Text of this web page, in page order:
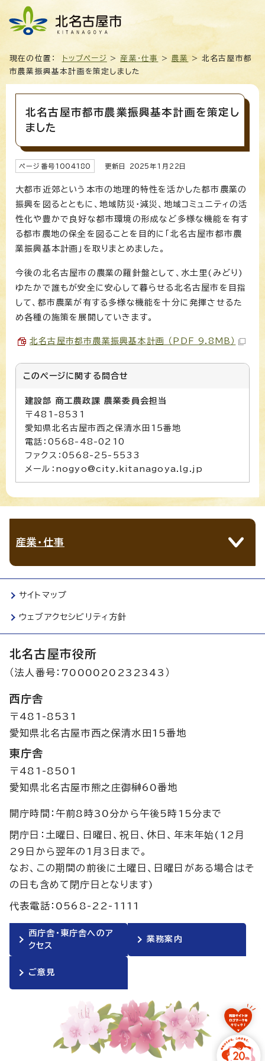
現在の位置： トップページ > 産業・仕事 > 農業
> 北名古屋市都
市農業振興基本計画を策定しました
北名古屋市都市農業振興基本計画を策定し
ました
ページ番号1004180 更新日 2025年1月 22 日
大都市近郊という本市の地理的特性を活かした都市農業の
振興を図るとともに、地域防災・減災、地域コミュニティの活
性化や豊かで良好な都市環境の形成など多様な機能を有す
る都市農地の保全を図ることを目的に「北名古屋市都市農
業振興基本計画」を取りまとめました。
今後の北名古屋市の農業の羅針盤として、水土里(みどり)
ゆたかで誰もが安全に安心して暮らせる北名古屋市を目指
して、都市農業が有する多様な機能を十分に発揮させるた
め各種の施策を展開していきます。
北名古屋市都市農業振興基本計画 （PDF 9.8MB）
このページに関する 問合せ
建設部 商工農政課 農業委員会担当
〒481-8531
愛知県北名古屋市西之保清水田15番地
電話：0568-48-0210
ファクス：0568-25-5533
メール：nogyo@city.kitanagoya.lg.jp
産業・仕事
サイトマップ
ウェブアクセシビリティ方針
北名古屋市役所
（法人番号：7000020232343）
西庁舎
〒481-8531
愛知県北名古屋市西之保清水田15番地
東庁舎
〒481-8501
愛知県北名古屋市熊之庄御榊60番地
開庁時間：午前8時30分から午後5時15分まで
閉庁日：土曜日、日曜日、祝日、休日、年末年始(12月
29日から翌年の1月3日まで。
なお、この期間の前後に土曜日、日曜日がある場合はそ
の日も含めて閉庁日となります)
代表電話：0568-22-1111
西庁舎・東庁舎へのア
クセス
業務案内
ご意見